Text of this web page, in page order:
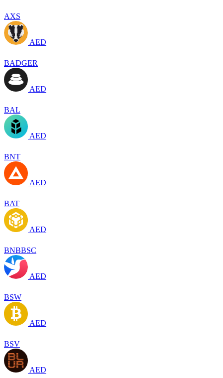
AXS
AED
BADGER
AED
BAL
AED
BNT
AED
BAT
AED
BNBBSC
AED
BSW
AED
BSV
AED